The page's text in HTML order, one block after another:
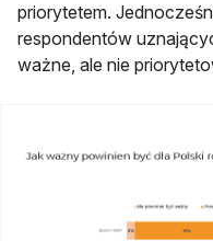
priorytetem.
respondentów
ważne, ale nie